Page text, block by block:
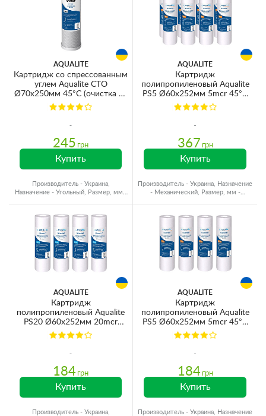
AQUALITE
Картридж со спрессованным
углем Aqualite CTO
Ø70x250мм 45°C (очистка от
хлора и органических
загрязнений)
245 грн
Купить
Производитель - Украина,
Назначение - Угольный, Размер, мм -
AQUALITE
Картридж
полипропиленовый Aqualite
PS5 Ø60x252мм 5mcr 45°C
(очистка от механических
примесей) (упаковка 8шт)
367 грн
Купить
Производитель - Украина, Назначение
- Механический, Размер, мм -
AQUALITE
Картридж
полипропиленовый Aqualite
PS20 Ø60x252мм 20mcr
45°C (очистка от
механических примесей)
184 грн
Купить
Производитель - Украина,
AQUALITE
Картридж
полипропиленовый Aqualite
PS5 Ø60x252мм 5mcr 45°C
(очистка от механических
примесей) (упаковка 4шт)
184 грн
Купить
Производитель - Украина, Назначение